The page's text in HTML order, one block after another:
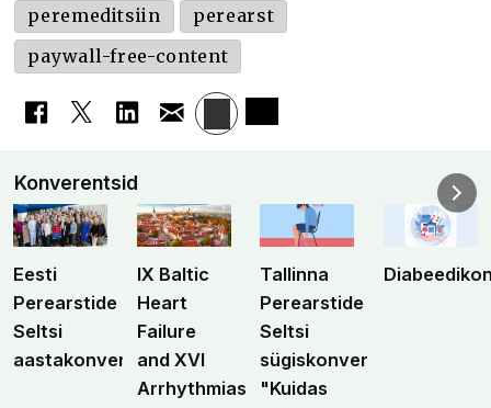
peremeditsiin
perearst
paywall-free-content
Konverentsid
Eesti
Perearstide
Seltsi
aastakonverents
IX Baltic
Heart
Failure
and XVI
Arrhythmias
Tallinna
Perearstide
Seltsi
sügiskonverents
"Kuidas